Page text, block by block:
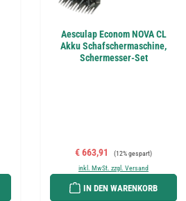
Aesculap Econom NOVA CL
Akku Schafschermaschine,
Schermesser-Set
Verkaufspreis:
€ 663,91 Regulärer Preis:
(12% gespart)
inkl. MwSt. zzgl. Versand
IN DEN WARENKORB